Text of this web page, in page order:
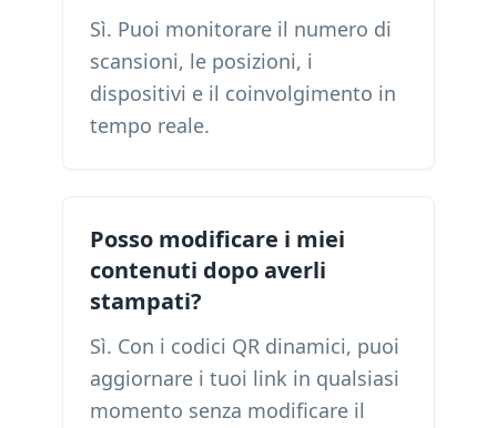
Sì. Puoi monitorare il numero di
scansioni, le posizioni, i
dispositivi e il coinvolgimento in
tempo reale.
Posso modificare i miei
contenuti dopo averli
stampati?
Sì. Con i codici QR dinamici, puoi
aggiornare i tuoi link in qualsiasi
momento senza modificare il